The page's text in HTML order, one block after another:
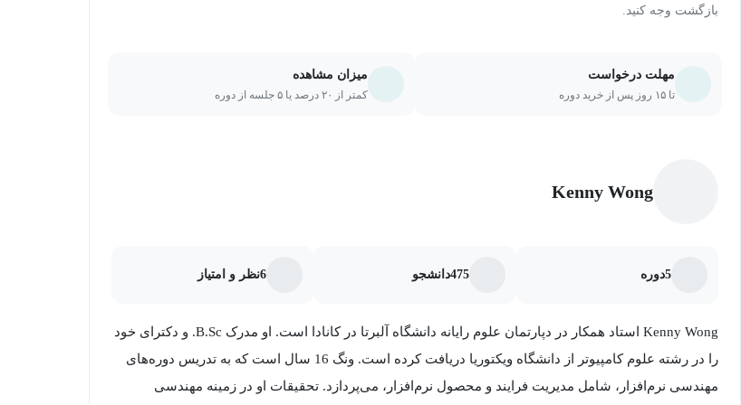
بازگشت وجه کنید.
مهلت درخواست
تا ۱۵ روز پس از خرید دوره
میزان مشاهده
کمتر از ۲۰ درصد یا ۵ جلسه از دوره
Kenny Wong
5دوره 475دانشجو 6نظر و امتیاز
Kenny Wong استاد همکار در دپارتمان علوم رایانه دانشگاه آلبرتا در کانادا است. او مدرک B.Sc. و دکترای خود
را در رشته علوم کامپیوتر از دانشگاه ویکتوریا دریافت کرده است. ونگ 16 سال است که به تدریس دوره‌های
مهندسی نرم‌افزار، شامل مدیریت فرایند و محصول نرم‌افزار، می‌پردازد. تحقیقات او در زمینه مهندسی